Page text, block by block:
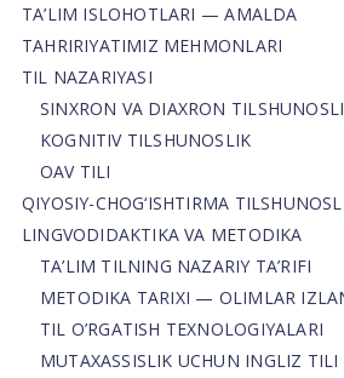
TA’LIM ISLOHOTLARI — AMALDA
TAHRIRIYATIMIZ MEHMONLARI
TIL NAZARIYASI
SINXRON VA DIAXRON
KOGNITIV TILSHUNOSLIK
OAV TILI
QIYOSIY-CHOG‘ISHTIRMA
LINGVODIDAKTIKA VA METODIKA
TA’LIM TILNING NAZARIY TA’RIFI
METODIKA TARIXI — OLIMLAR
TIL O’RGATISH TEXNOLOGIYALARI
MUTAXASSISLIK UCHUN INGLIZ TILI